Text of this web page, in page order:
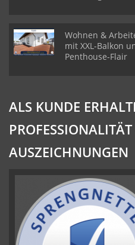
Wohnen &
mit XXL-Balkon
Penthouse-Flair
ALS KUNDE
AUSZEICHNUNGEN